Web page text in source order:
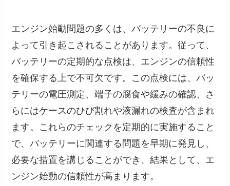
エンジン始動問題の多くは、バッテリーの不良に
よって引き起こされることがあります。従って、
バッテリーの定期的な点検は、エンジンの信頼性
を確保する上で不可欠です。この点検には、バッ
テリーの電圧測定、端子の腐食や緩みの確認、さ
らにはケースのひび割れや液漏れの検査が含まれ
ます。これらのチェックを定期的に実施すること
で、バッテリーに関連する問題を早期に発見し、
必要な措置を講じることができ、結果として、エ
ンジン始動の信頼性が高まります。